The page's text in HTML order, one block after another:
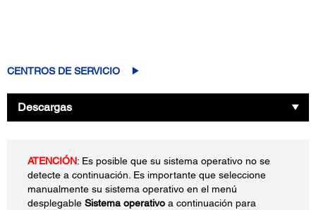
CENTROS DE SERVICIO
Descargas
ATENCIÓN: Es posible que su sistema operativo no se
detecte a continuación. Es importante que seleccione
manualmente su sistema operativo en el menú
desplegable Sistema operativo a continuación para